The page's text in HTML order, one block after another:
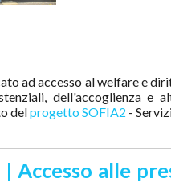
ad accesso al welfare e
dell'accoglienza
delprogetto SOFIA2 -
Accesso alle